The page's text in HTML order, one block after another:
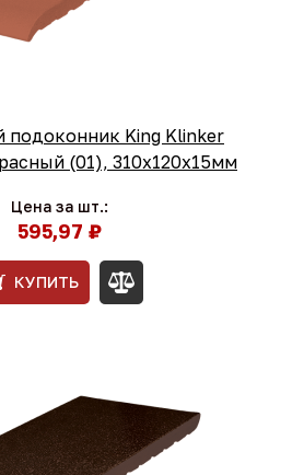
подоконник King Klinker
(01), 310х120х15мм
Цена за шт.:
595,97 ₽
КУПИТЬ